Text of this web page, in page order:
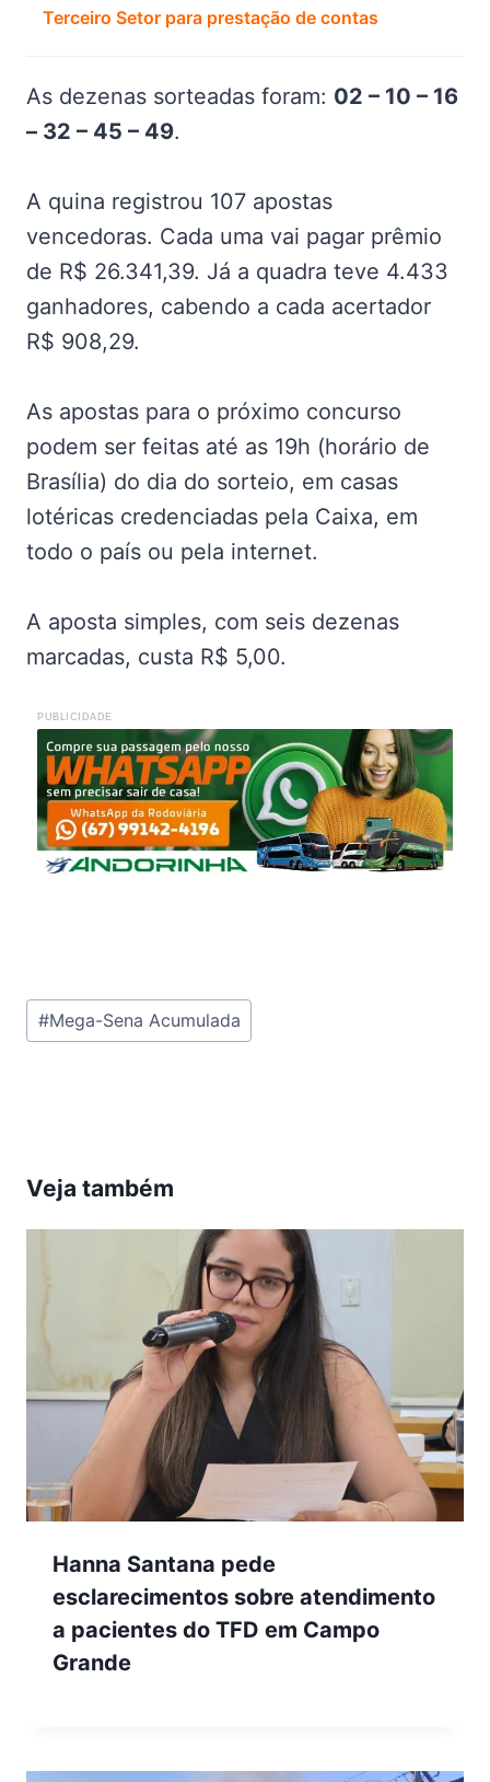
Terceiro Setor para prestação de contas
As dezenas sorteadas foram: 02 – 10 – 16
– 32 – 45 – 49.
A quina registrou 107 apostas
vencedoras. Cada uma vai pagar prêmio
de R$ 26.341,39. Já a quadra teve 4.433
ganhadores, cabendo a cada acertador
R$ 908,29.
As apostas para o próximo concurso
podem ser feitas até as 19h (horário de
Brasília) do dia do sorteio, em casas
lotéricas credenciadas pela Caixa, em
todo o país ou pela internet.
A aposta simples, com seis dezenas
marcadas, custa R$ 5,00.
PUBLICIDADE
Tags
do
#Mega-Sena Acumulada
Veja também
Hanna Santana pede
esclarecimentos sobre atendimento
a pacientes do TFD em Campo
Grande